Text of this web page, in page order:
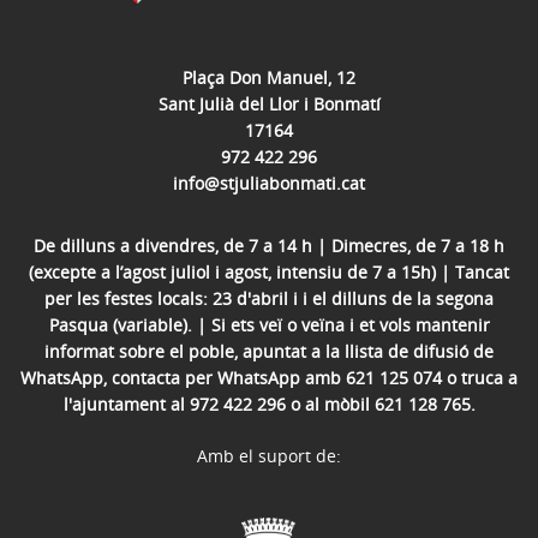
Plaça Don Manuel, 12
Sant Julià del Llor i Bonmatí
17164
972 422 296
info@stjuliabonmati.cat
De dilluns a divendres, de 7 a 14 h | Dimecres, de 7 a 18 h
(excepte a l’agost juliol i agost, intensiu de 7 a 15h) | Tancat
per les festes locals: 23 d'abril i i el dilluns de la segona
Pasqua (variable). | Si ets veï o veïna i et vols mantenir
informat sobre el poble, apuntat a la llista de difusió de
WhatsApp, contacta per WhatsApp amb 621 125 074 o truca a
l'ajuntament al 972 422 296 o al mòbil 621 128 765.
Amb el suport de: